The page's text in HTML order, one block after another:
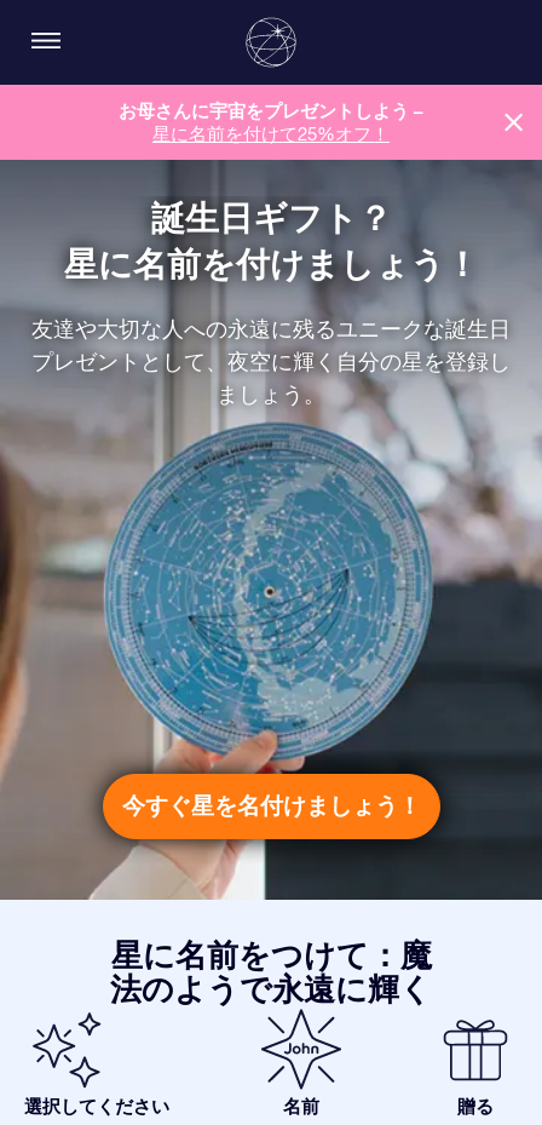
お母さんに宇宙をプレゼントしよう –
星に名前を付けて25%オフ！
誕生日ギフト？
星に名前を付けましょう！
友達や大切な人への永遠に残るユニークな誕生日
プレゼントとして、夜空に輝く自分の星を登録し
ましょう。
今すぐ星を名付けましょう！
星に名前をつけて：魔
法のようで永遠に輝く
選択してください 名前 贈る